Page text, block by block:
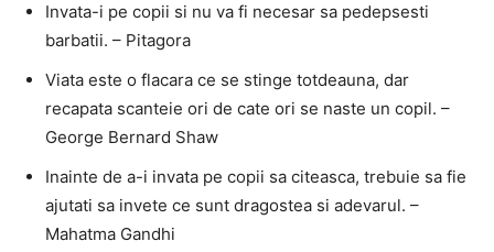
Invata-i pe copii si nu va fi necesar sa pedepsesti
barbatii. – Pitagora
Viata este o flacara ce se stinge totdeauna, dar
recapata scanteie ori de cate ori se naste un copil. –
George Bernard Shaw
Inainte de a-i invata pe copii sa citeasca, trebuie sa fie
ajutati sa invete ce sunt dragostea si adevarul. –
Mahatma Gandhi